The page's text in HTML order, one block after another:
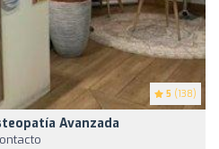
5 (138)
Avanzada